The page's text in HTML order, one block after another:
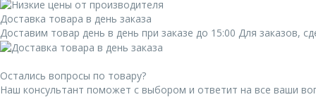
Доставка товара в день заказа
Доставим товар день в день при заказе до 15:00 Для заказов,
Остались вопросы по товару?
Наш консультант поможет с выбором и ответит на все ваши